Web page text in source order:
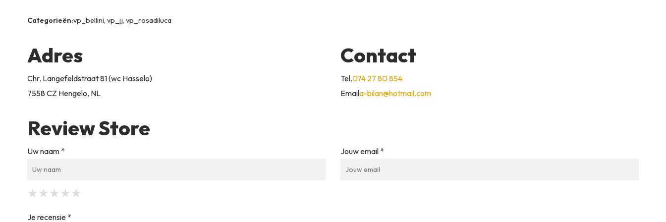
Categorieën:vp_bellini, vp_jj, vp_rosadiluca
Adres
Chr. Langefeldstraat 81 (wc Hasselo)
7558 CZ Hengelo, NL
Contact
Tel.074 27 80 854
Emaila-bilan@hotmail.com
Review Store
Uw naam * Jouw email *
★
★ ★
★ ★ ★
★ ★ ★ ★
★ ★ ★ ★ ★
Je recensie *